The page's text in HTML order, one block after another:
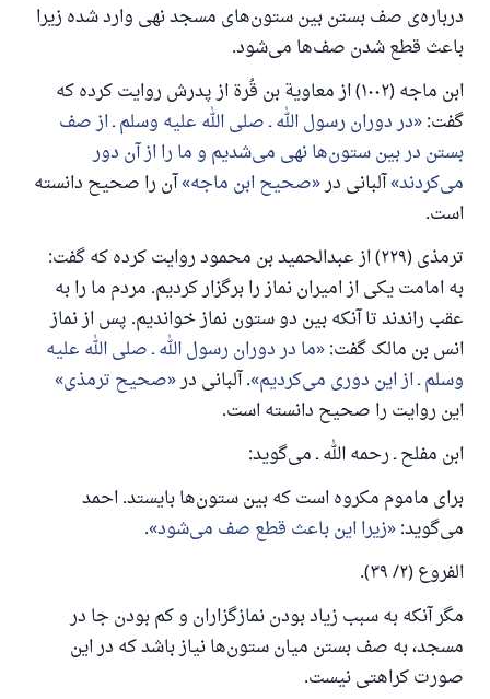
درباره‌ی صف بستن بین ستون‌های مسجد نهی وارد شده زیرا
باعث قطع شدن صف‌ها می‌شود.
ابن ماجه (۱۰۰۲) از معاویة بن قُرة از پدرش روایت کرده که
گفت: در دوران رسول الله ـ صلی الله علیه وسلم ـ از صف
بستن در بین ستون‌ها نهی می‌شدیم و ما را از آن دور
می‌کردند آلبانی در صحیح ابن ماجه آن را صحیح دانسته
است.
ترمذی (۲۲۹) از عبدالحمید بن محمود روایت کرده که گفت:
به امامت یکی از امیران نماز را برگزار کردیم. مردم ما را به
عقب راندند تا آنکه بین دو ستون نماز خواندیم. پس از نماز
انس بن مالک گفت: ما در دوران رسول الله ـ صلی الله علیه
وسلم ـ از این دوری می‌کردیم .‌ آلبانی در صحیح ترمذی
این روایت را صحیح دانسته است.
ابن مفلح ـ رحمه الله ـ می‌گوید:
برای ماموم مکروه است که بین ستون‌ها بایستد. احمد
می‌گوید: زیرا این باعث قطع صف می‌شود .
الفروع (۲/ ۳۹).
مگر آنکه به سبب زیاد بودن نمازگزاران و کم بودن جا در
مسجد، به صف بستن میان ستون‌ها نیاز باشد که در این
صورت کراهتی نیست.